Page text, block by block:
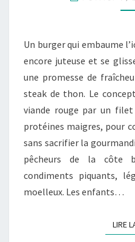
Un burger qui embaume
encore juteuse et se
une promesse de
steak de thon. Le
viande rouge par un
protéines maigres, pour
sans sacrifier la
pêcheurs de la côte
condiments piquants,
moelleux. Les enfants…
LIRE